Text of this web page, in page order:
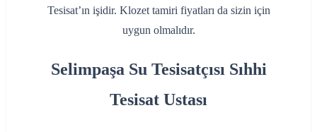
Tesisat’ın işidir. Klozet tamiri fiyatları da sizin için
uygun olmalıdır.
Selimpaşa Su Tesisatçısı Sıhhi
Tesisat Ustası